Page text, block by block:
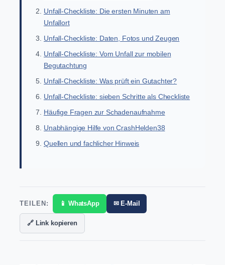
Unfall-Checkliste: Die ersten Minuten am
Unfallort
Unfall-Checkliste: Daten, Fotos und Zeugen
Unfall-Checkliste: Vom Unfall zur mobilen
Begutachtung
Unfall-Checkliste: Was prüft ein Gutachter?
Unfall-Checkliste: sieben Schritte als Checkliste
Häufige Fragen zur Schadenaufnahme
Unabhängige Hilfe von CrashHelden38
Quellen und fachlicher Hinweis
TEILEN: 📱 WhatsApp ✉ E-Mail
🔗 Link kopieren